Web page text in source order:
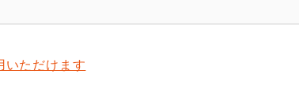
いただけます